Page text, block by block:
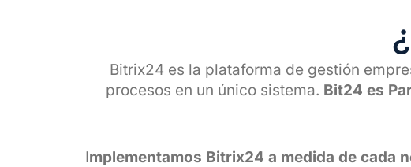
Bitrix24 es la plataforma de gestión
procesos en un único sistema. Bit24 es
Implementamos Bitrix24 a medida de cada